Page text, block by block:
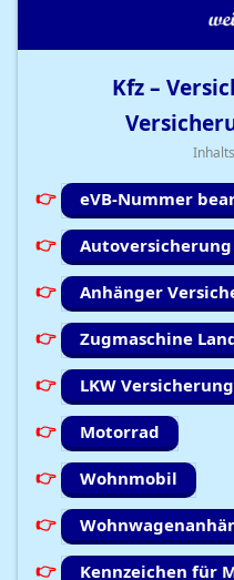
Kfz –
eVB-Nummer
Autoversicherung
Anhänger
Zugmaschine
LKW Versicherung
Motorrad
Wohnmobil
Kennzeichen für